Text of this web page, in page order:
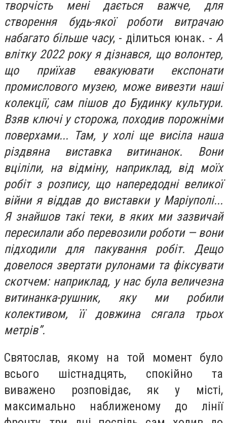
творчість мені дається важче, для
створення будь-якої роботи витрачаю
набагато більше часу, - ділиться юнак. - А
влітку 2022 року я дізнався, що волонтер,
що приїхав евакуювати експонати
промислового музею, може вивезти наші
колекції, сам пішов до Будинку культури.
Взяв ключі у сторожа, походив порожніми
поверхами... Там, у холі ще висіла наша
різдвяна виставка витинанок. Вони
вціліли, на відміну, наприклад, від моїх
робіт з розпису, що напередодні великої
війни я віддав до виставки у Маріуполі...
Я знайшов такі теки, в яких ми зазвичай
пересилали або перевозили роботи — вони
підходили для пакування робіт. Дещо
довелося звертати рулонами та фіксувати
скотчем: наприклад, у нас була величезна
витинанка-рушник, яку ми робили
колективом, її довжина сягала трьох
метрів”.
Святослав, якому на той момент було
всього шістнадцять, спокійно та
виважено розповідає, як у місті,
максимально наближеному до лінії